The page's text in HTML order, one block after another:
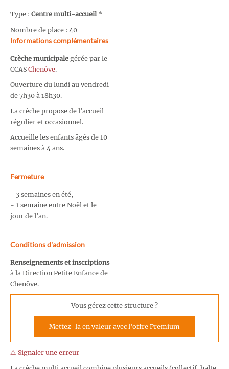
Type : Centre multi-accueil*
Nombre de place : 40
Informations complémentaires
Crèche municipale gérée par le
CCAS Chenôve.
Ouverture du lundi au vendredi
de 7h30 à 18h30.
La crèche propose de l'accueil
régulier et occasionnel.
Accueille les enfants âgés de 10
semaines à 4 ans.
Fermeture
- 3 semaines en été,
- 1 semaine entre Noël et le
jour de l'an.
Conditions d'admission
Renseignements et inscriptions
à la Direction Petite Enfance de
Chenôve.
Vous gérez cette structure ?
Mettez-la en valeur avec l'offre Premium
⚠️ Signaler une erreur